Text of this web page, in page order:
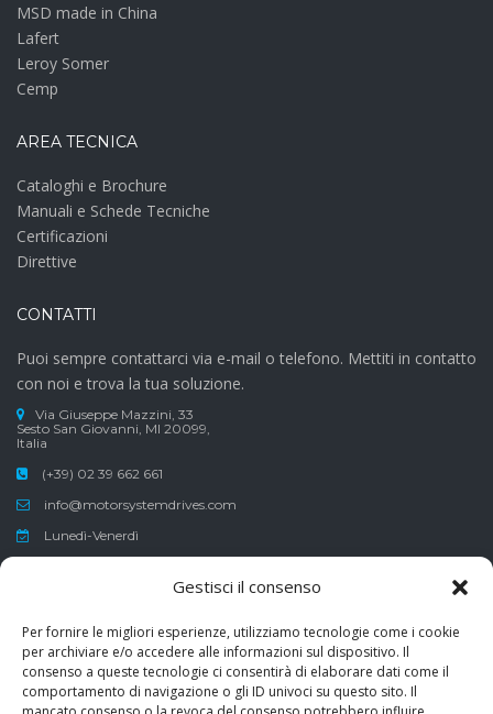
Gestisci il consenso
Per fornire le migliori esperienze, utilizziamo tecnologie come i cookie
per archiviare e/o accedere alle informazioni sul dispositivo. Il
consenso a queste tecnologie ci consentirà di elaborare dati come il
comportamento di navigazione o gli ID univoci su questo sito. Il
MSD made in China
Lafert
Leroy Somer
Cemp
AREA TECNICA
Cataloghi e Brochure
Manuali e Schede Tecniche
Certificazioni
Direttive
CONTATTI
Puoi sempre contattarci via e-mail o telefono. Mettiti in contatto
con noi e trova la tua soluzione.
Via Giuseppe Mazzini, 33
Sesto San Giovanni, MI 20099,
Italia
(+39) 02 39 662 661
info@motorsystemdrives.com
Lunedì-Venerdì
8:30-12:30 , 13:30-17:30
Erogazione pubblica ricevuta ai sensi del Decreto-Legge 8 aprile